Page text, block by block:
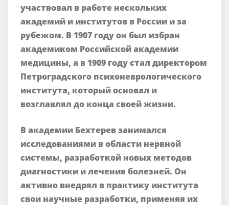
участвовал в работе нескольких
академий и институтов в России и за
рубежом. В 1907 году он был избран
академиком Российской академии
медицины, а в 1909 году стал директором
Петроградского психоневрологического
института, который основал и
возглавлял до конца своей жизни.
В академии Бехтерев занимался
исследованиями в области нервной
системы, разработкой новых методов
диагностики и лечения болезней. Он
активно внедрял в практику института
свои научные разработки, применяя их